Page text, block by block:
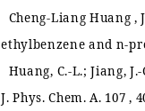
Cheng-Liang Huang ,
ethylbenzene and n-
Huang, C.-L.; Jiang,
J. Phys. Chem. A. 107 ,